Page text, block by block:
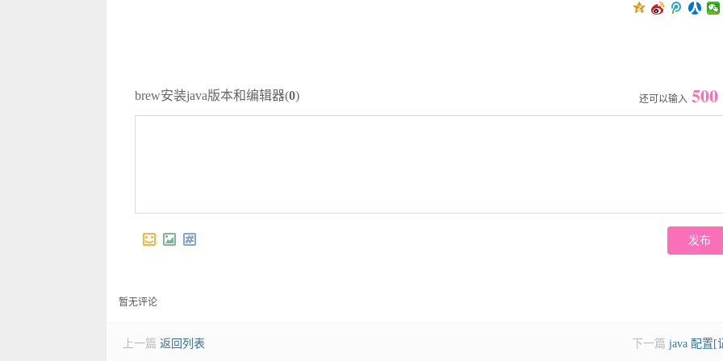
brew安装java版本和编辑器(0) 还可以输入 500
暂无评论
上一篇 返回列表 下一篇 java 配置[